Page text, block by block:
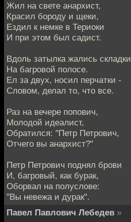
Жил на свете анархист,
Красил бороду и щеки,
Ездил к немке в Териоки
И при этом был садист.
Вдоль затылка жались складки
На багровой полосе.
Ел за двух, носил перчатки -
Словом, делал то, что все.
Раз на вечере попович,
Молодой идеалист,
Обратился: "Петр Петрович,
Отчего вы анархист?"
Петр Петрович поднял брови
И, багровый, как бурак,
Оборвал на полуслове:
"Вы невежа и дурак".
Павел Павлович Лебедев »